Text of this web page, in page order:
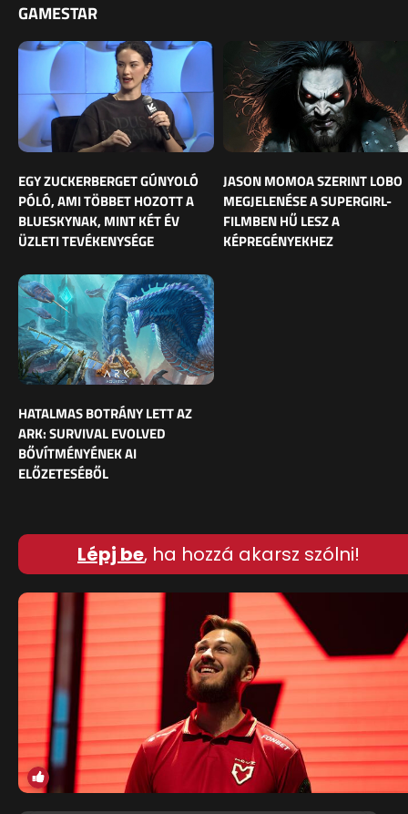
GAMESTAR
EGY ZUCKERBERGET GÚNYOLÓ
PÓLÓ, AMI TÖBBET HOZOTT A
BLUESKYNAK, MINT KÉT ÉV
ÜZLETI TEVÉKENYSÉGE
JASON MOMOA SZERINT LOBO
MEGJELENÉSE A SUPERGIRL-
FILMBEN HŰ LESZ A
KÉPREGÉNYEKHEZ
HATALMAS BOTRÁNY LETT AZ
ARK: SURVIVAL EVOLVED
BŐVÍTMÉNYÉNEK AI
ELŐZETESÉBŐL
Lépj be, ha hozzá akarsz szólni!